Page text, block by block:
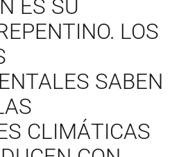
ES SU
LOS
SABEN
CLIMÁTICAS